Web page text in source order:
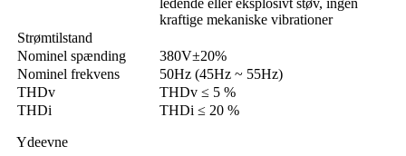
ledende eller eksplosivt støv, ingen
kraftige mekaniske vibrationer
Strømtilstand
Nominel spænding
380V±20%
Nominel frekvens
50Hz (45Hz ~ 55Hz)
THDv
THDv ≤ 5 %
THDi
THDi ≤ 20 %
Ydeevne